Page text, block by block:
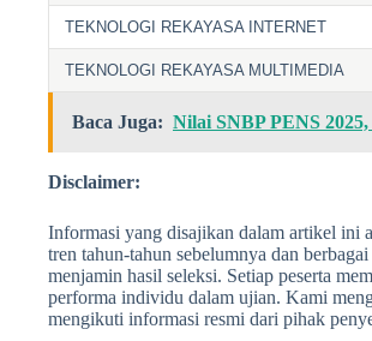
TEKNOLOGI REKAYASA INTERNET
TEKNOLOGI REKAYASA MULTIMEDIA
Baca Juga: Nilai SNBP PENS
Disclaimer:
Informasi yang disajikan dalam artikel ini
tren tahun-tahun sebelumnya dan
menjamin hasil seleksi. Setiap peserta
performa individu dalam ujian. Kami
mengikuti informasi resmi dari pihak